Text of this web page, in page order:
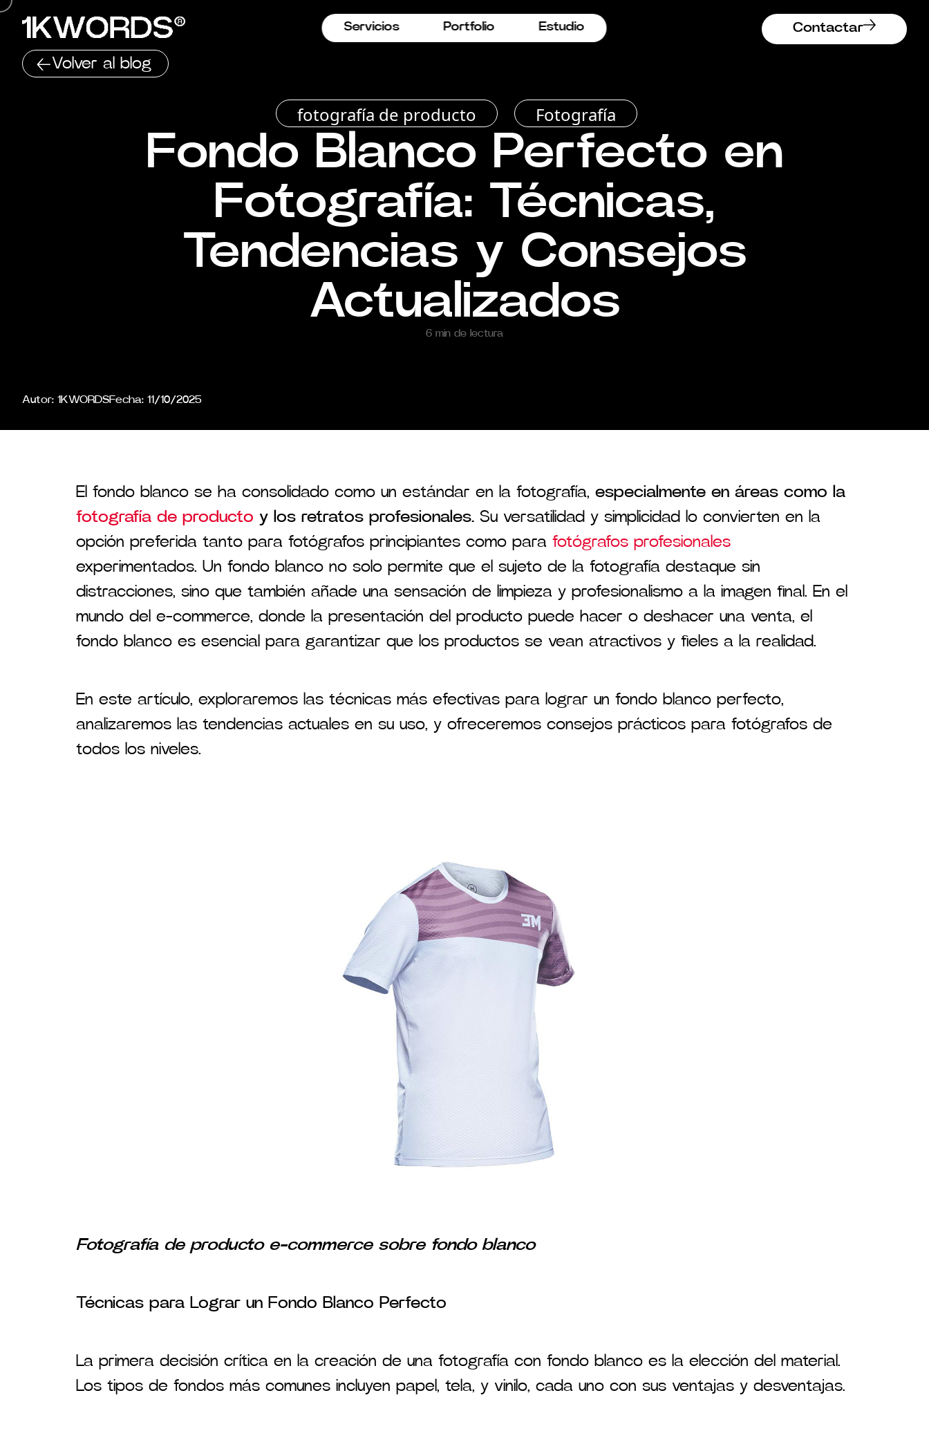
Contactar
Servicios Portfolio Estudio
Volver al blog
fotografía de producto Fotografía
Fondo Blanco Perfecto en
Fotografía: Técnicas,
Tendencias y Consejos
Actualizados
6 min de lectura
Autor: 1KWORDSFecha: 11/10/2025
El fondo blanco se ha consolidado como un estándar en la fotografía, especialmente en áreas como la
fotografía de producto y los retratos profesionales. Su versatilidad y simplicidad lo convierten en la
opción preferida tanto para fotógrafos principiantes como para fotógrafos profesionales
experimentados. Un fondo blanco no solo permite que el sujeto de la fotografía destaque sin
distracciones, sino que también añade una sensación de limpieza y profesionalismo a la imagen final. En el
mundo del e-commerce, donde la presentación del producto puede hacer o deshacer una venta, el
fondo blanco es esencial para garantizar que los productos se vean atractivos y fieles a la realidad.
En este artículo, exploraremos las técnicas más efectivas para lograr un fondo blanco perfecto,
analizaremos las tendencias actuales en su uso, y ofreceremos consejos prácticos para fotógrafos de
todos los niveles.
Fotografía de producto e-commerce sobre fondo blanco
Técnicas para Lograr un Fondo Blanco Perfecto
La primera decisión crítica en la creación de una fotografía con fondo blanco es la elección del material.
Los tipos de fondos más comunes incluyen papel, tela, y vinilo, cada uno con sus ventajas y desventajas.